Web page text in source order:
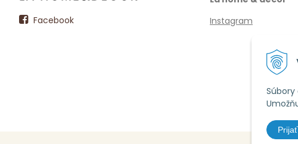
Prijať
Facebook
Instagram